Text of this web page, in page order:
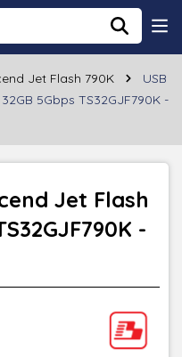
Jet Flash 790K
USB
5Gbps TS32GJF790K -
Jet Flash
-
3.1 để truyền tốc độ cao